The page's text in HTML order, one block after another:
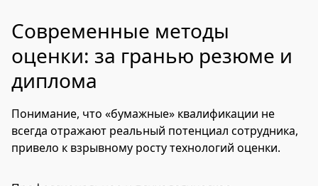
Современные методы
оценки: за гранью резюме и
диплома
Понимание, что «бумажные» квалификации не
всегда отражают реальный потенциал сотрудника,
привело к взрывному росту технологий оценки.